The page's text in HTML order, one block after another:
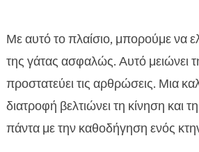
Με αυτό το πλαίσιο, μπορούμε να
της γάτας ασφαλώς. Αυτό μειώνει
προστατεύει τις αρθρώσεις. Μια
διατροφή βελτιώνει τη κίνηση και
πάντα με την καθοδήγηση ενός